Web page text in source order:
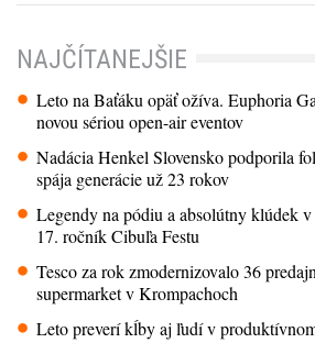
NAJČÍTANEJŠIE
Leto na Baťáku opäť ožíva. Euphoria
novou sériou open-air eventov
Nadácia Henkel Slovensko podporila
spája generácie už 23 rokov
Legendy na pódiu a absolútny klúdek
17. ročník Cibuľa Festu
Tesco za rok zmodernizovalo 36
supermarket v Krompachoch
Leto preverí kĺby aj ľudí v